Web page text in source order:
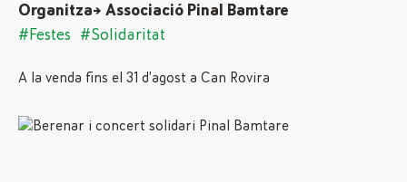
Organitza→ Associació Pinal Bamtare
#Festes
#Solidaritat
A la venda fins el 31 d’agost a Can Rovira